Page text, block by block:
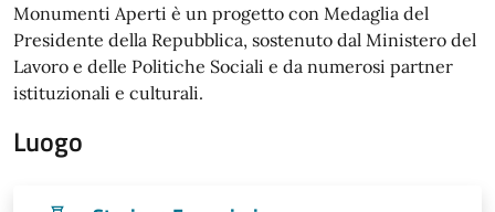
Monumenti Aperti è un progetto con Medaglia del
Presidente della Repubblica, sostenuto dal Ministero del
Lavoro e delle Politiche Sociali e da numerosi partner
istituzionali e culturali.
Luogo